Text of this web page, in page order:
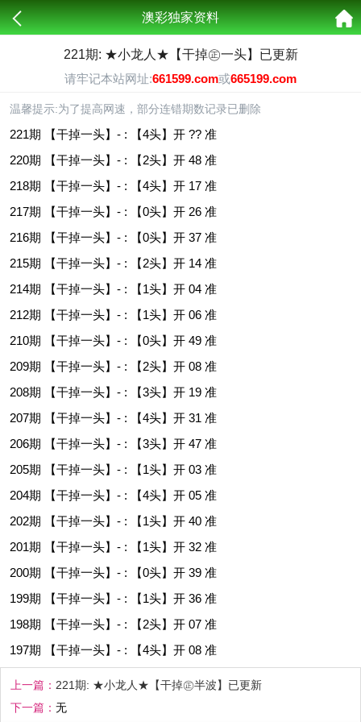
澳彩独家资料
221期: ★小龙人★【干掉㊣一头】已更新
请牢记本站网址:661599.com或665199.com
温馨提示:为了提高网速，部分连错期数记录已删除
221期 【干掉一头】- : 【4头】开 ?? 准
220期 【干掉一头】- : 【2头】开 48 准
218期 【干掉一头】- : 【4头】开 17 准
217期 【干掉一头】- : 【0头】开 26 准
216期 【干掉一头】- : 【0头】开 37 准
215期 【干掉一头】- : 【2头】开 14 准
214期 【干掉一头】- : 【1头】开 04 准
212期 【干掉一头】- : 【1头】开 06 准
210期 【干掉一头】- : 【0头】开 49 准
209期 【干掉一头】- : 【2头】开 08 准
208期 【干掉一头】- : 【3头】开 19 准
207期 【干掉一头】- : 【4头】开 31 准
206期 【干掉一头】- : 【3头】开 47 准
205期 【干掉一头】- : 【1头】开 03 准
204期 【干掉一头】- : 【4头】开 05 准
202期 【干掉一头】- : 【1头】开 40 准
201期 【干掉一头】- : 【1头】开 32 准
200期 【干掉一头】- : 【0头】开 39 准
199期 【干掉一头】- : 【1头】开 36 准
198期 【干掉一头】- : 【2头】开 07 准
197期 【干掉一头】- : 【4头】开 08 准
上一篇： 221期: ★小龙人★【干掉㊣半波】已更新
下一篇： 无